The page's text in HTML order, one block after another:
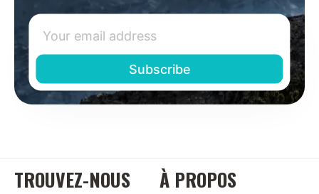
TROUVEZ-NOUS À PROPOS